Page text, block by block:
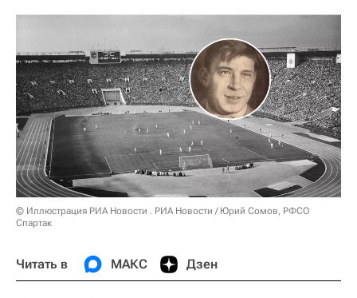
© Иллюстрация РИА Новости . РИА Новости / Юрий Сомов, РФСО
Спартак
Читать в МАКС Дзен